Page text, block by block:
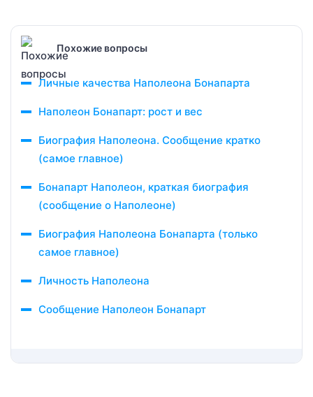
Похожие вопросы
Личные качества Наполеона Бонапарта
Наполеон Бонапарт: рост и вес
Биография Наполеона. Сообщение кратко
(самое главное)
Бонапарт Наполеон, краткая биография
(сообщение о Наполеоне)
Биография Наполеона Бонапарта (только
самое главное)
Личность Наполеона
Сообщение Наполеон Бонапарт